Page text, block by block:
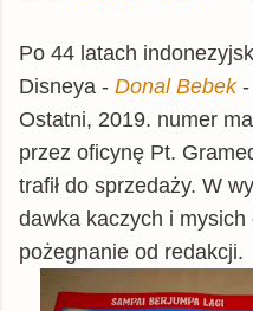
Po 44 latach
Disneya - Donal Bebek -
Ostatni, 2019. numer
przez oficynę Pt.
trafił do sprzedaży. W
dawka kaczych i
pożegnanie od redakcji.